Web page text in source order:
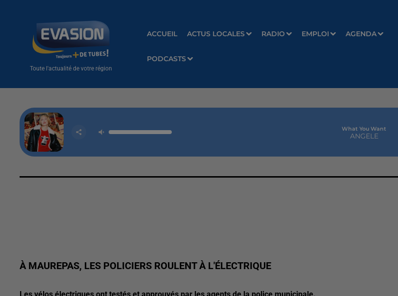
Toute l'actualité de votre région
ACCUEIL ACTUS LOCALES RADIO EMPLOI AGENDA
PODCASTS
What You Want
ANGELE
À MAUREPAS, LES POLICIERS ROULENT À L'ÉLECTRIQUE